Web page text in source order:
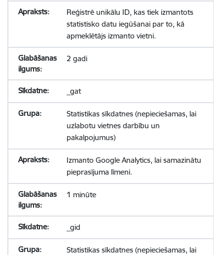
Reģistrē unikālu ID, kas tiek izmantots
statistisko datu iegūšanai par to, kā
apmeklētājs izmanto vietni.
2 gadi
_gat
Statistikas sīkdatnes (nepieciešamas, lai
uzlabotu vietnes darbību un
pakalpojumus)
Izmanto Google Analytics, lai samazinātu
pieprasījuma līmeni.
1 minūte
_gid
Statistikas sīkdatnes (nepieciešamas, lai